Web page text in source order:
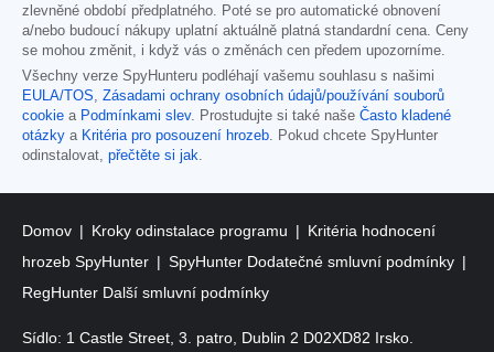
zlevněné období předplatného. Poté se pro automatické obnovení
a/nebo budoucí nákupy uplatní aktuálně platná standardní cena. Ceny
se mohou změnit, i když vás o změnách cen předem upozorníme.
Všechny verze SpyHunteru podléhají vašemu souhlasu s našimi
EULA/TOS, Zásadami ochrany osobních údajů/používání souborů
cookie a Podmínkami slev. Prostudujte si také naše Často kladené
otázky a Kritéria pro posouzení hrozeb. Pokud chcete SpyHunter
odinstalovat, přečtěte si jak.
Domov Kroky odinstalace programu
Kritéria hodnocení
hrozeb SpyHunter
SpyHunter Dodatečné smluvní podmínky
RegHunter Další smluvní podmínky
Sídlo: 1 Castle Street, 3. patro, Dublin 2 D02XD82 Irsko.